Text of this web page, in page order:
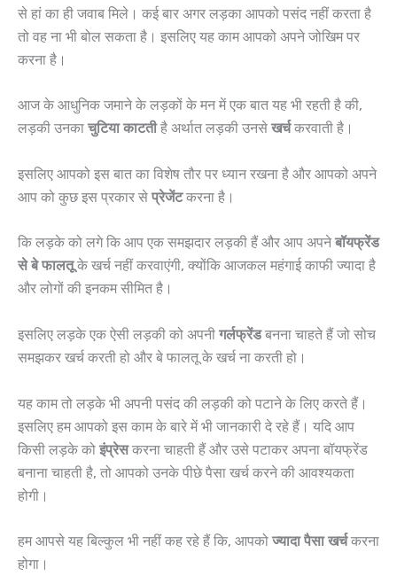
से हां का ही जवाब मिले। कई बार अगर लड़का आपको पसंद नहीं करता है
तो वह ना भी बोल सकता है। इसलिए यह काम आपको अपने जोखिम पर
करना है।
आज के आधुनिक जमाने के लड़कों के मन में एक बात यह भी रहती है की,
लड़की उनका चुटिया काटतीहै अर्थात लड़की उनसे खर्चकरवाती है।
इसलिए आपको इस बात का विशेष तौर पर ध्यान रखना है और आपको अपने
आप को कुछ इस प्रकार से प्रेजेंटकरना है।
कि लड़के को लगे कि आप एक समझदार लड़की हैं और आप अपनेबॉयफ्रेंड
से बे फालतूके खर्च नहीं करवाएंगी, क्योंकि आजकल महंगाई काफी ज्यादा है
और लोगों की इनकम सीमित है।
इसलिए लड़के एक ऐसी लड़की को अपनी गर्लफ्रेंडबनना चाहते हैं जो सोच
समझकर खर्च करती हो और बे फालतू के खर्च ना करती हो।
यह काम तो लड़के भी अपनी पसंद की लड़की को पटाने के लिए करते हैं।
इसलिए हम आपको इस काम के बारे में भी जानकारी दे रहे हैं। यदि आप
किसी लड़के को इंप्रेसकरना चाहती हैं और उसे पटाकर अपना बॉयफ्रेंड
बनाना चाहती है, तो आपको उनके पीछे पैसा खर्च करने की आवश्यकता
होगी।
हम आपसे यह बिल्कुल भी नहीं कह रहे हैं कि, आपको ज्यादा पैसा खर्चकरना
होगा।